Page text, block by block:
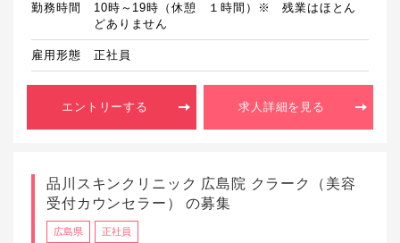
勤務時間
10時～19時（休憩　１時間）※　残業はほとん
どありません
雇用形態 正社員
エントリーする 求人詳細を見る
品川スキンクリニック 広島院 クラーク（美容
受付カウンセラー） の募集
広島県 正社員